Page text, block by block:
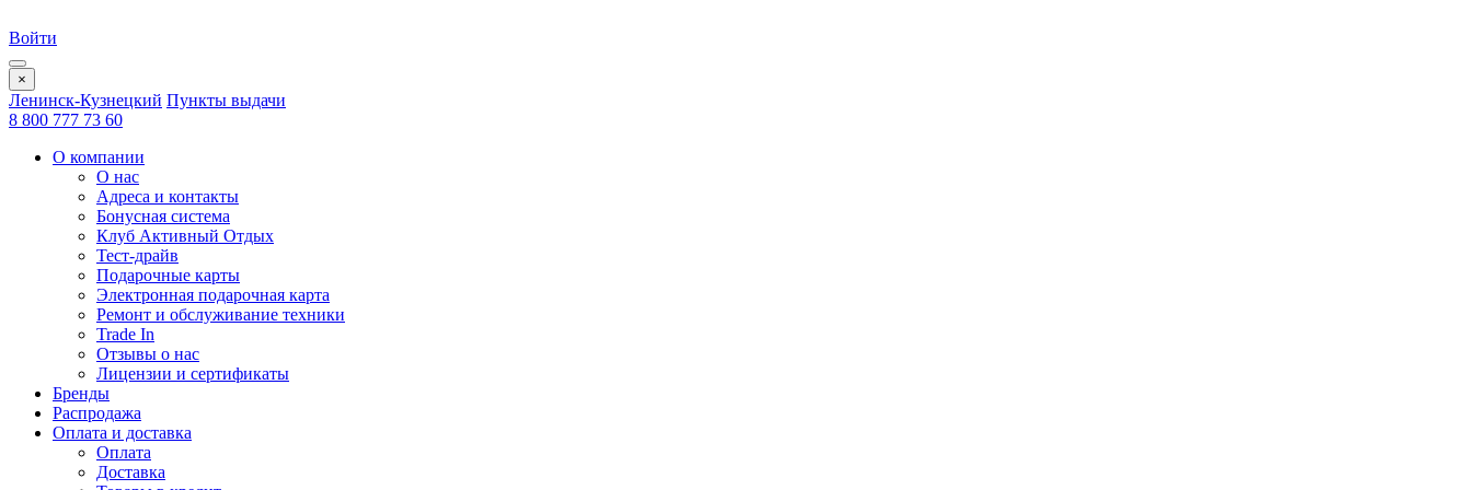
Войти
×
Ленинск-Кузнецкий Пункты выдачи
8 800 777 73 60
О компании
О нас
Адреса и контакты
Бонусная система
Клуб Активный Отдых
Тест-драйв
Подарочные карты
Электронная подарочная карта
Ремонт и обслуживание техники
Trade In
Отзывы о нас
Лицензии и сертификаты
Бренды
Распродажа
Оплата и доставка
Оплата
Доставка